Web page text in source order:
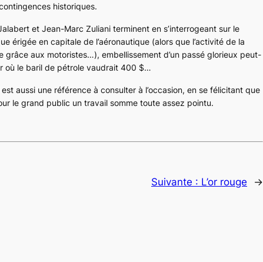
historiques.
et Jean-Marc Zuliani terminent en s’interrogeant sur le
érigée en capitale de l’aéronautique (alors que l’activité de la
aux motoristes…), embellissement d’un passé glorieux peut-
où le baril de pétrole vaudrait 400 $…
aussi une référence à consulter à l’occasion, en se félicitant que
le grand public un travail somme toute assez pointu.
Suivante : L’or rouge →